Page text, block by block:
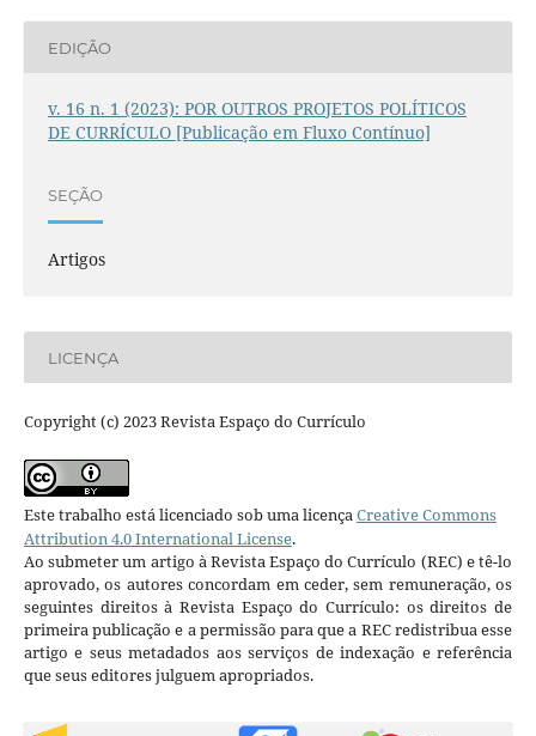
EDIÇÃO
v. 16 n. 1 (2023): POR OUTROS PROJETOS POLÍTICOS
DE CURRÍCULO [Publicação em Fluxo Contínuo]
SEÇÃO
Artigos
LICENÇA
Copyright (c) 2023 Revista Espaço do Currículo
Este trabalho está licenciado sob uma licençaCreative Commons
Attribution 4.0 International License.
Ao submeter um artigo à Revista Espaço do Currículo (REC) e tê-lo
aprovado, os autores concordam em ceder, sem remuneração, os
seguintes direitos à Revista Espaço do Currículo: os direitos de
primeira publicação e a permissão para que a REC redistribua esse
artigo e seus metadados aos serviços de indexação e referência
que seus editores julguem apropriados.